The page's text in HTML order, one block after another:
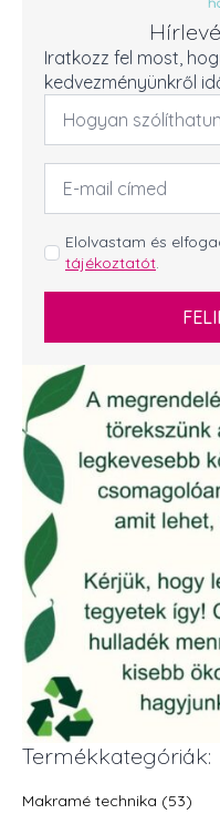
Iratkozz fel most,
kedvezményünkről
Név
Email
cím
GDPR
*
Elolvastam és
tájékoztatót.
Termékkategóriák:
Makramé technika (53)